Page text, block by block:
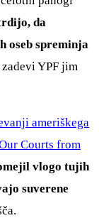
da
oseb spreminja
zadevi YPF jim
ameriškega
Courts from
vlogo tujih
suverene